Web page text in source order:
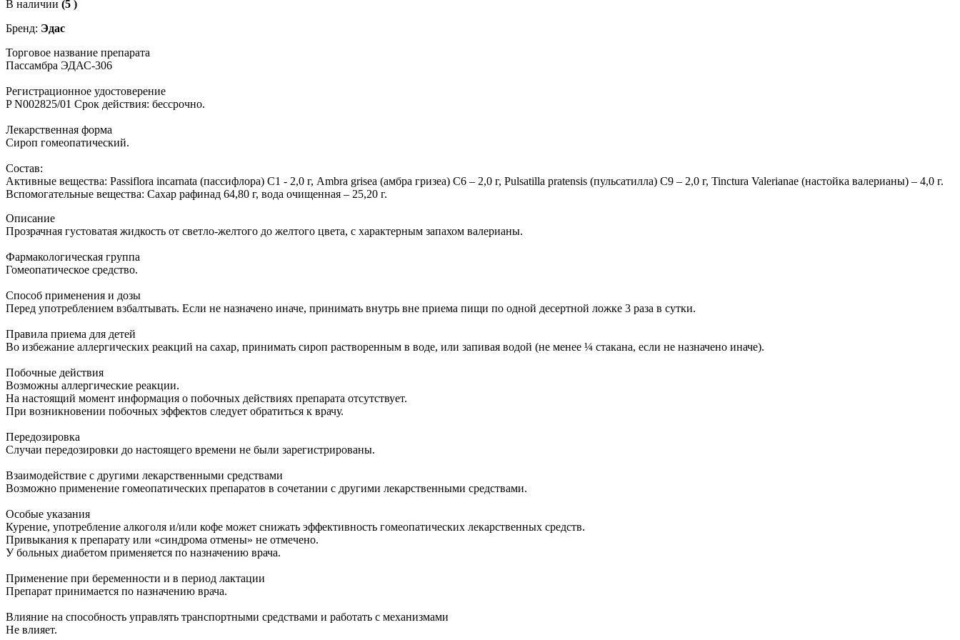
В наличии (5 )
Бренд: Эдас
Торговое название препарата
Пассамбра ЭДАС-306
Регистрационное удостоверение
P N002825/01 Срок действия: бессрочно.
Ле­кар­ствен­ная фор­ма
Си­роп го­мео­па­ти­че­ский.
Со­став:
Ак­тив­ные ве­ще­ства: Passiflora incarnata (пас­си­фло­ра) C1 - 2,0 г, Ambra grisea (ам­бра гри­зеа) C6 – 2,0 г, Pulsatilla pratensis (пуль­са­тил­ла) C9 – 2,0 г, Tinctura Valerianae (на­стойка ва­ле­ри­а­ны) – 4,0 г.
Вс­по­мо­га­тель­ные ве­ще­ства: Са­хар ра­фи­над 64,80 г, во­да очи­щен­ная – 25,20 г.
Опи­са­ние
Про­зрач­ная гу­сто­ва­тая жид­кость от свет­ло-жел­то­го до жел­то­го цве­та, с ха­рак­тер­ным за­па­хом ва­ле­ри­а­ны.
Фар­ма­ко­ло­ги­че­ская груп­па
Го­мео­па­ти­че­ское сред­ство.
Спо­соб при­ме­не­ния и до­зы
Пе­ред упо­треб­ле­ни­ем взбал­ты­вать. Если не на­зна­че­но ина­че, при­ни­мать внутрь вне при­е­ма пи­щи по од­ной де­серт­ной лож­ке 3 ра­за в сут­ки.
Пра­ви­ла при­е­ма для де­тей
Во из­бе­жа­ние ал­лер­ги­че­ских ре­ак­ций на са­хар, при­ни­мать си­роп рас­тво­рен­ным в во­де, или за­пи­вая во­дой (не ме­нее ¼ ста­ка­на, ес­ли не на­зна­че­но ина­че).
По­боч­ные действия
Воз­мож­ны ал­лер­ги­че­ские ре­ак­ции.
На на­сто­я­щий мо­мент ин­фор­ма­ция о по­боч­ных действи­ях пре­па­ра­та от­сут­ству­ет.
При воз­ник­но­ве­нии по­боч­ных эф­фек­тов сле­ду­ет обра­тить­ся к вра­чу.
Пе­ре­до­зи­ров­ка
Слу­чаи пе­ре­до­зи­ров­ки до на­сто­я­ще­го вре­ме­ни не бы­ли за­ре­ги­стри­ро­ва­ны.
Вза­и­мо­действие с дру­ги­ми ле­кар­ствен­ны­ми сред­ства­ми
Воз­мож­но при­ме­не­ние го­мео­па­ти­че­ских пре­па­ра­тов в со­че­та­нии с дру­ги­ми ле­кар­ствен­ны­ми сред­ства­ми.
Осо­бые ука­за­ния
Ку­ре­ние, упо­треб­ле­ние ал­ко­го­ля и/или ко­фе мо­жет сни­жать эф­фек­тив­ность го­мео­па­ти­че­ских ле­кар­ствен­ных средств.
При­вы­ка­ния к пре­па­ра­ту или «син­дро­ма от­ме­ны» не от­ме­че­но.
У боль­ных диа­бе­том при­ме­ня­ет­ся по на­зна­че­нию вра­ча.
При­ме­не­ние при бе­ре­мен­но­сти и в пе­ри­од лак­та­ции
Пре­па­рат при­ни­ма­ет­ся по на­зна­че­нию вра­ча.
Вли­я­ние на спо­соб­ность управ­лять транс­порт­ны­ми сред­ства­ми и ра­бо­тать с ме­ха­низ­ма­ми
Не вли­я­ет.